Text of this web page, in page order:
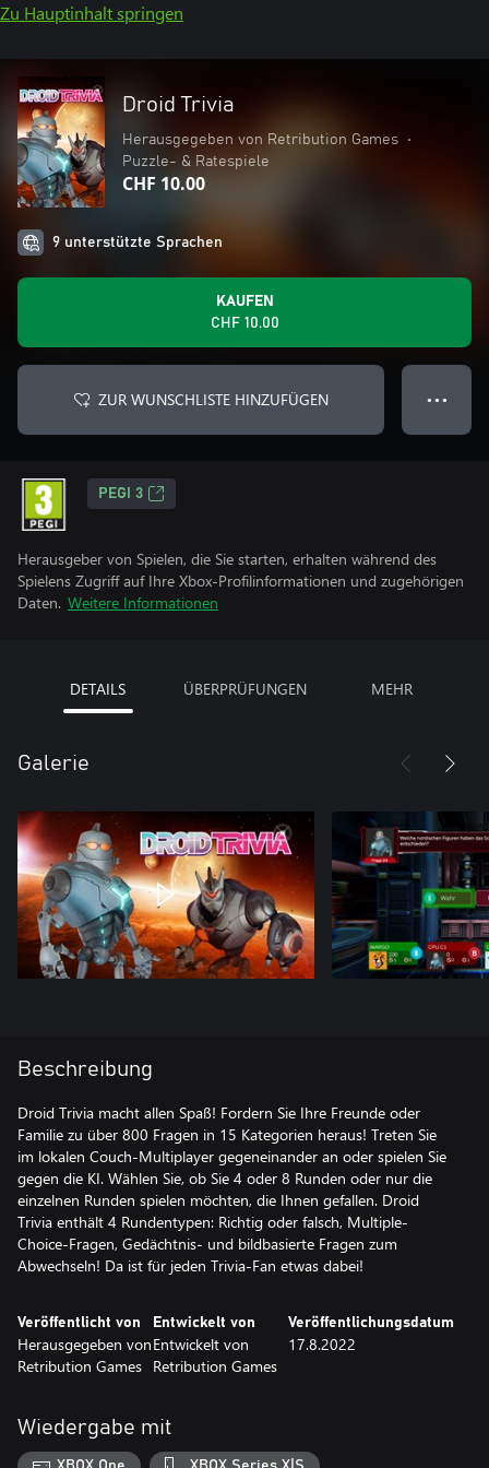
Zu Hauptinhalt springen
Droid Trivia
Herausgegeben von Retribution Games
•
Puzzle- & Ratespiele
CHF 10.00
9 unterstützte Sprachen
KAUFEN
CHF 10.00
ZUR WUNSCHLISTE HINZUFÜGEN ● ● ●
PEGI 3
Herausgeber von Spielen, die Sie starten, erhalten während des
Spielens Zugriff auf Ihre Xbox-Profilinformationen und zugehörigen
Daten. Weitere Informationen
DETAILS ÜBERPRÜFUNGEN MEHR
Galerie
Beschreibung
Droid Trivia macht allen Spaß! Fordern Sie Ihre Freunde oder
Familie zu über 800 Fragen in 15 Kategorien heraus! Treten Sie
im lokalen Couch-Multiplayer gegeneinander an oder spielen Sie
gegen die KI. Wählen Sie, ob Sie 4 oder 8 Runden oder nur die
einzelnen Runden spielen möchten, die Ihnen gefallen. Droid
Trivia enthält 4 Rundentypen: Richtig oder falsch, Multiple-
Choice-Fragen, Gedächtnis- und bildbasierte Fragen zum
Abwechseln! Da ist für jeden Trivia-Fan etwas dabei!
Veröffentlicht von
Herausgegeben von
Retribution Games
Entwickelt von
Entwickelt von
Retribution Games
Veröffentlichungsdatum
17.8.2022
Wiedergabe mit